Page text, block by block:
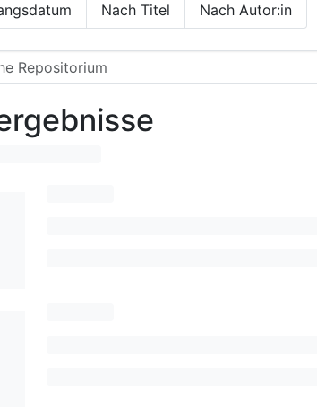
Nach Titel Nach Autor:in